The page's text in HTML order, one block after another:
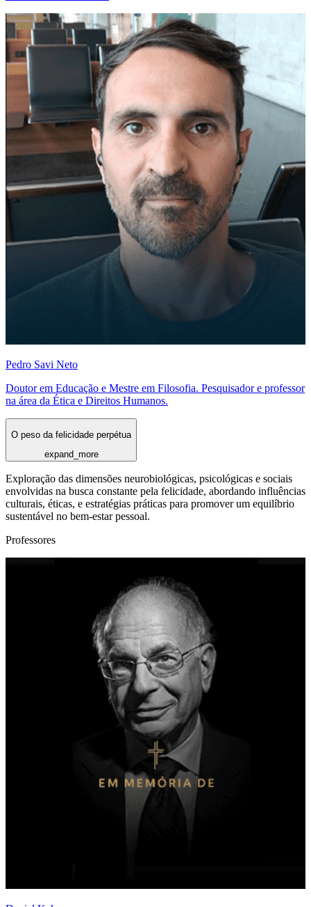
Pedro Savi Neto
Doutor em Educação e Mestre em Filosofia. Pesquisador e professor
na área da Ética e Direitos Humanos.
O peso da felicidade perpétua
expand_more
Exploração das dimensões neurobiológicas, psicológicas e sociais
envolvidas na busca constante pela felicidade, abordando influências
culturais, éticas, e estratégias práticas para promover um equilíbrio
sustentável no bem-estar pessoal.
Professores